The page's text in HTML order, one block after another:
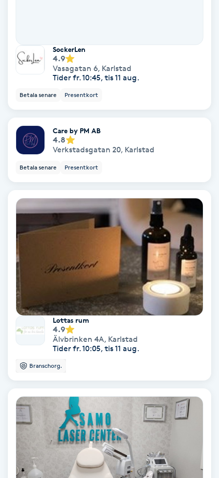
Nagelförlängning glasfiber
Nagelklippning
Nagelsvamp
Nageltrång
Naglar borttagning
Naprapati
Navelpiercing
NBE-massage
Olaplex
Olaplexbehandling
SockerLen
4.9
Vasagatan 6, Karlstad
Tider fr. 10:45, tis 11 aug.
Betala senare Presentkort
Care by PM AB
4.8
Verkstadsgatan 20, Karlstad
Betala senare Presentkort
Lottas rum
4.9
Älvbrinken 4A, Karlstad
Tider fr. 10:05, tis 11 aug.
Branschorg.